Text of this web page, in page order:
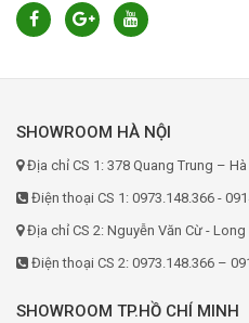
SHOWROOM HÀ NỘI
Địa chỉ CS 1: 378 Quang Trung –
Điện thoại CS 1: 0973.148.366 -
Địa chỉ CS 2: Nguyễn Văn Cừ - Long
Điện thoại CS 2: 0973.148.366 –
SHOWROOM TP.HỒ CHÍ MINH